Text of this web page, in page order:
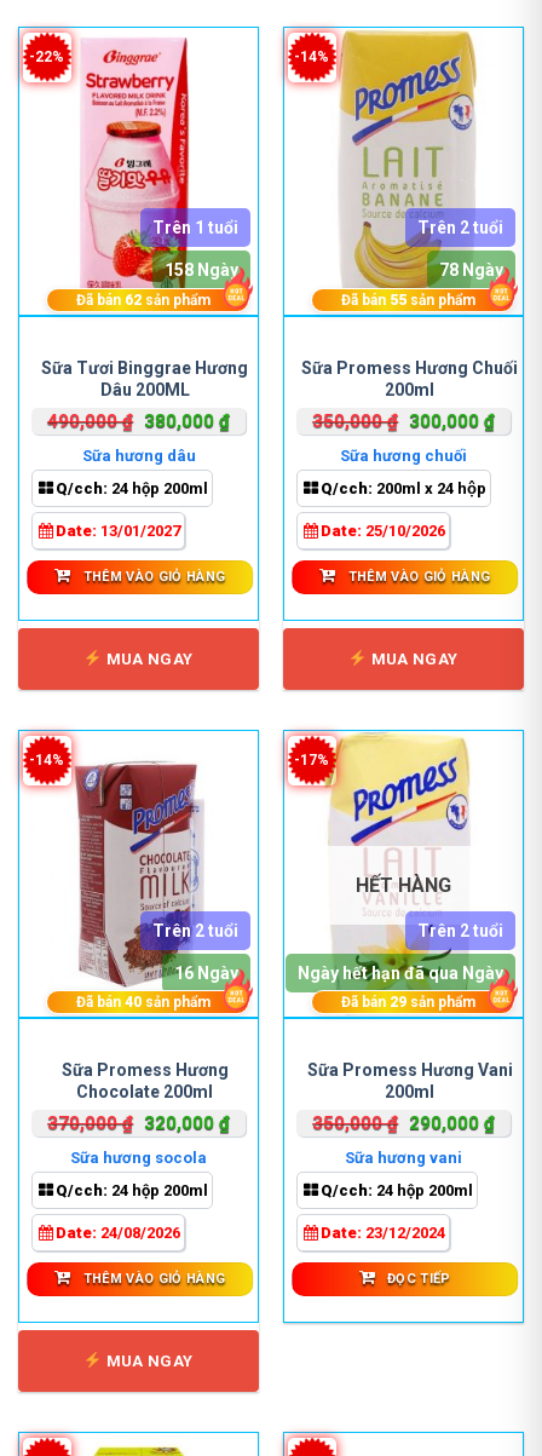
-22%
Sữa Tươi Binggrae Hương
Dâu 200ML
490,000₫ Giá
gốc
là:
490,000 ₫.
380,000 ₫Giá
380,000 ₫.
Sữa hương dâu
Q/cch: 24 hộp 200ml
Date: 13/01/2027
Trên 1 tuổi
158 Ngày
Đã bán 62sản phẩm
THÊM VÀO GIỎ HÀNG
MUA NGAY
-14%
Sữa Promess Hương Chuối
200ml
350,000₫ Giá
gốc
là:
350,000 ₫.
300,000 ₫Giá
Sữa hương chuối
Q/cch: 200ml x 24 hộp
Date: 25/10/2026
Trên 2 tuổi
78 Ngày
Đã bán 55sản phẩm
THÊM VÀO GIỎ HÀNG
MUA NGAY
-14%
Sữa Promess Hương
Chocolate 200ml
370,000₫ Giá
là:
370,000 ₫.
320,000 ₫Giá
320,000 ₫.
Sữa hương socola
Q/cch: 24 hộp 200ml
Date: 24/08/2026
Trên 2 tuổi
16 Ngày
Đã bán 40sản phẩm
THÊM VÀO GIỎ HÀNG
MUA NGAY
-17%
HẾT HÀNG
Sữa Promess Hương Vani
200ml
350,000₫ Giá
là:
350,000 ₫.
290,000 ₫Giá
Sữa hương vani
Q/cch: 24 hộp 200ml
Date: 23/12/2024
Trên 2 tuổi
Ngày hết hạn đã qua Ngày
Đã bán 29sản phẩm
ĐỌC TIẾP